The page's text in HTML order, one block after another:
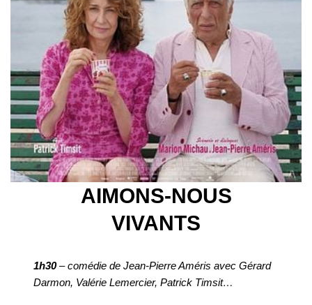
AIMONS-NOUS
VIVANTS
1h30– comédie de Jean-Pierre Améris avec Gérard
Darmon, Valérie Lemercier, Patrick Timsit…